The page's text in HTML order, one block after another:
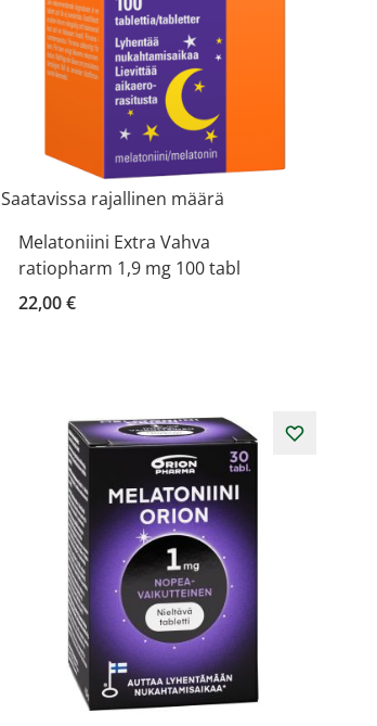
Saatavissa rajallinen määrä
Melatoniini Extra Vahva
ratiopharm 1,9 mg 100 tabl
22,00 €